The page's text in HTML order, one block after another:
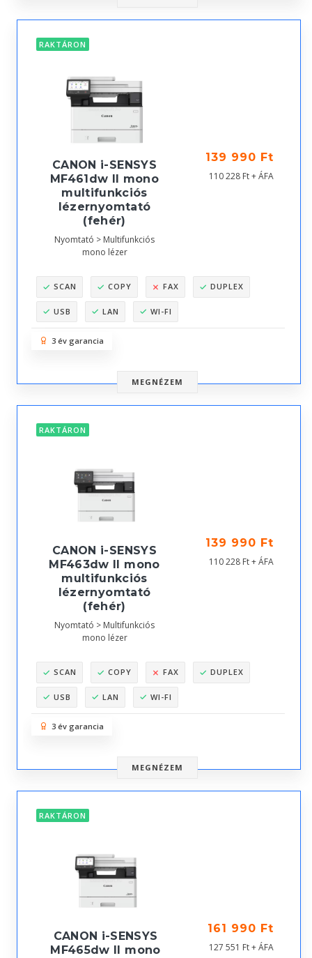
RAKTÁRON
CANON i-SENSYS
MF461dw II mono
multifunkciós
lézernyomtató
(fehér)
Nyomtató > Multifunkciós
mono lézer
139 990 Ft
110 228 Ft + ÁFA
SCAN COPY FAX DUPLEX
USB LAN WI-FI
3 év garancia
MEGNÉZEM
RAKTÁRON
CANON i-SENSYS
MF463dw II mono
multifunkciós
lézernyomtató
(fehér)
Nyomtató > Multifunkciós
mono lézer
139 990 Ft
110 228 Ft + ÁFA
SCAN COPY FAX DUPLEX
USB LAN WI-FI
3 év garancia
MEGNÉZEM
RAKTÁRON
CANON i-SENSYS
MF465dw II mono
161 990 Ft
127 551 Ft + ÁFA